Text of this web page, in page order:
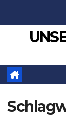
springen